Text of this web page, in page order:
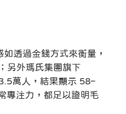
透過金錢方式來衡量，
另外瑪氏集團旗下
萬人，結果顯示 58–
專注力，都足以證明毛